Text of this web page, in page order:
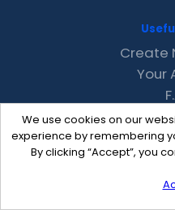
We use cookies on our
experience by remembering
By clicking “Accept”, you
Create
Your